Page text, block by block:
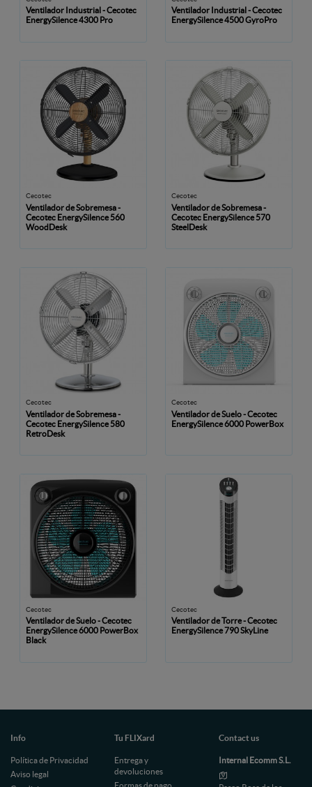
Ventilador Industrial - Cecotec
EnergySilence 4300 Pro
Ventilador Industrial - Cecotec
EnergySilence 4500 GyroPro
Cecotec
Ventilador de Sobremesa -
Cecotec EnergySilence 560
WoodDesk
Cecotec
Ventilador de Sobremesa -
Cecotec EnergySilence 570
SteelDesk
Cecotec
Ventilador de Sobremesa -
Cecotec EnergySilence 580
RetroDesk
Cecotec
Ventilador de Suelo - Cecotec
EnergySilence 6000 PowerBox
Cecotec
Ventilador de Suelo - Cecotec
EnergySilence 6000 PowerBox
Black
Cecotec
Ventilador de Torre - Cecotec
EnergySilence 790 SkyLine
Info
Política de Privacidad
Aviso legal
Tu FLIXard
Entrega y
devoluciones
Contact us
Internal Ecomm S.L.